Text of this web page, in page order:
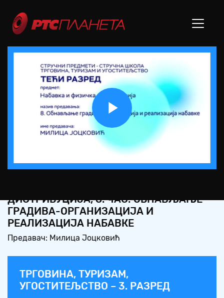
Play
Video
ДИСТРИБУЦИЈА, 8. ЧАС: ОБНАВЉАЊЕ
ГРАДИВА-ОРГАНИЗАЦИЈА И
РЕАЛИЗАЦИЈА НАБАВКЕ
Предавач: Милица Јоцковић
ТРГОВИНА, ТУРИЗАМ,
УГОСТИТЕЉСТВО – 3. РАЗРЕД